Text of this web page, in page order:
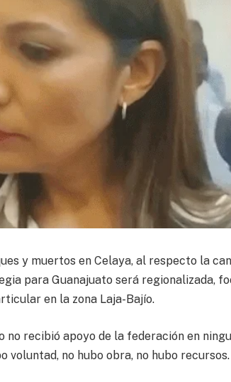
y muertos en Celaya, al respecto la
para Guanajuato será regionalizada,
en la zona Laja-Bajío.
no recibió apoyo de la federación en
voluntad, no hubo obra, no hubo recursos.